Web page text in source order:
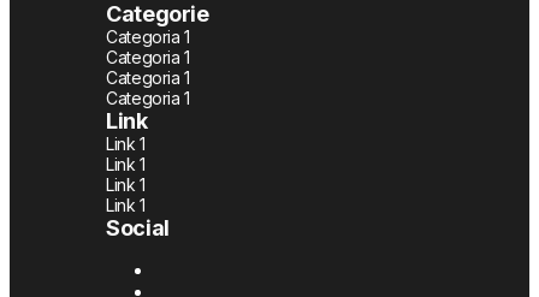
Categorie
Categoria 1
Categoria 1
Categoria 1
Categoria 1
Link
Link 1
Link 1
Link 1
Link 1
Social